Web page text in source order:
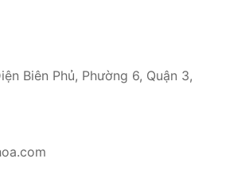
Biên Phủ, Phường 6, Quận 3,